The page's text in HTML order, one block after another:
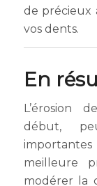
de précieux
vos dents.
En
L’érosion
début,
meilleure
modérer la